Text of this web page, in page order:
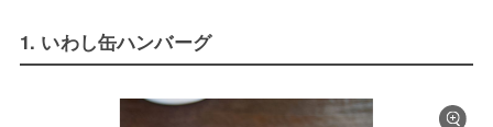
1. いわし缶ハンバーグ